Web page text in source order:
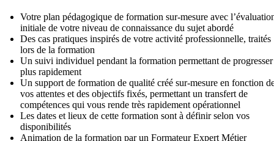
Votre plan pédagogique de formation sur-mesure avec
initiale de votre niveau de connaissance du sujet abordé
Des cas pratiques inspirés de votre activité professionnelle, traités
lors de la formation
Un suivi individuel pendant la formation permettant de progresser
plus rapidement
Un support de formation de qualité créé sur-mesure en fonction
vos attentes et des objectifs fixés, permettant un transfert de
compétences qui vous rende très rapidement opérationnel
Les dates et lieux de cette formation sont à définir selon vos
disponibilités
Animation de la formation par un Formateur Expert Métier